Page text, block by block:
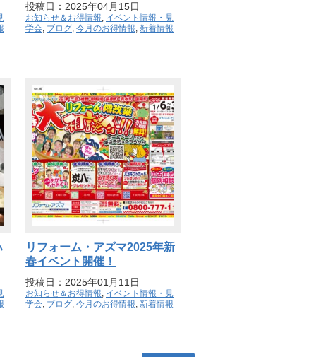
投稿日：2025年04月15日
お知らせ＆お得情報, イベント情報・見
学会, ブログ, 今月のお得情報, 新着情報
リフォーム・アズマ2025年新
春イベント開催！
投稿日：2025年01月11日
お知らせ＆お得情報, イベント情報・見
学会, ブログ, 今月のお得情報, 新着情報